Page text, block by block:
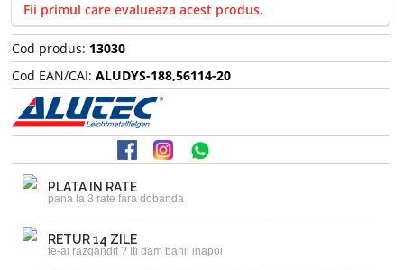
Fii primul care evalueaza acest produs.
Cod produs: 13030
Cod EAN/CAI: ALUDYS-188,56114-20
PLATA IN RATE
pana la 3 rate fara dobanda
RETUR 14 ZILE
te-ai razgandit ? Iti dam banii inapoi